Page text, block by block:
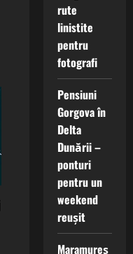
rute
linistite
pentru
fotografi
Pensiuni
Gorgova în
Delta
Dunării –
ponturi
pentru un
weekend
reușit
Maramureș